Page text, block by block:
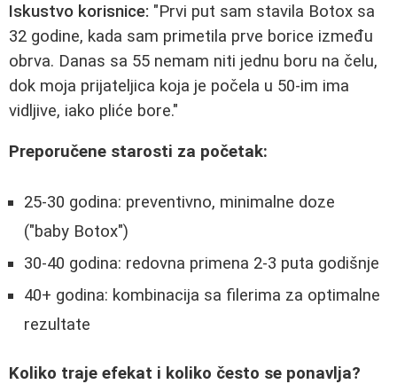
Iskustvo korisnice: "Prvi put sam stavila Botox sa
32 godine, kada sam primetila prve borice između
obrva. Danas sa 55 nemam niti jednu boru na čelu,
dok moja prijateljica koja je počela u 50-im ima
vidljive, iako pliće bore."
Preporučene starosti za početak:
25-30 godina: preventivno, minimalne doze
("baby Botox")
30-40 godina: redovna primena 2-3 puta godišnje
40+ godina: kombinacija sa filerima za optimalne
rezultate
Koliko traje efekat i koliko često se ponavlja?